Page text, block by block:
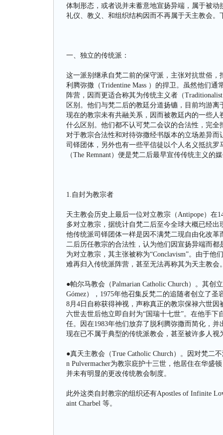
体制形态，或者说并未蓄意地宣扬异端，属于被
礼仪、教义、和组织结构因而不再属于天主教会
一、独立的传统派：
这一派别继承自梵二前的保守派，主张对抗世俗
利腾弥撒（Tridentine Mass ）的捍卫。虽然他们
阵营，因而更适合称其为传统主义者（
区别。他们与梵二后的教廷分道扬镳，目前均游离
现在的教宗未有共融关系，因而被教廷内的一些
什么区别。他们都不认可梵二会议的合法性，完
对于教宗合法性和对待弥撒经书版本的立场差异
司铎团体，另外也有一些平信徒以个人名义抵抗
（The Remnant）便是梵二后最早宣传传统主义的
1.自封为教宗者
天主教会历史上最后一位对立教宗（Antipope）在
多对立教宗，据统计自梵二后至今全球大概已经
他传统派司铎团体一样是因不满梵二现自由化改
二后历任教宗的合法性，认为他们因宣扬异端而
为对立教宗，其主张被称为“Conclavism”。由于
难再归入传统派阵营，甚至无法再称其为天主教
●帕尔马教会（Palmarian Catholic Church）。其创
Gómez），1975年他召集反梵二的追随者创立了
8月4日自称获得神视，声称真正的教宗保禄六世
六世去世后他立即自封为“国瑞十七世”。在他手
任。因在1983年他们放弃了脱利腾弥撒而简化，
现在已不属于典型的传统派教会，甚至被许多人视
●真天主教会（True Catholic Church）。因对梵二
n Pulvermacher为教宗庇护十三世，他居住在华盛
并未有明显的更改传统教会制度。
此外这类自封教宗的组织还有Apostles of Infinite
aint Charbel 等。